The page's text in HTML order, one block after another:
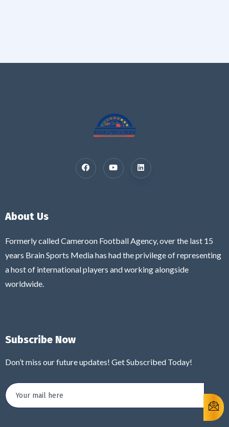
About Us
Formerly called Cameroon Football Agency, over the last 15
years Brain Sports Media has had the privilege of representing
a host of international players and working alongside
worldwide.
Subscribe Now
Don’t miss our future updates! Get Subscribed Today!